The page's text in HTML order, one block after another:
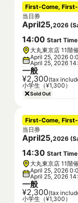
First-Come,
当日券
April25,2026 (
14:00 Start Time
大丸東京店 11階
April 25, 2026
April 25, 2026
一般
¥2,300(tax
小学生（¥1,300）
Sold Out
First-Come,
当日券
April25,2026 (
14:30 Start Time
大丸東京店 11階
April 25, 2026
April 25, 2026
一般
¥2,300(tax
小学生（¥1,300）